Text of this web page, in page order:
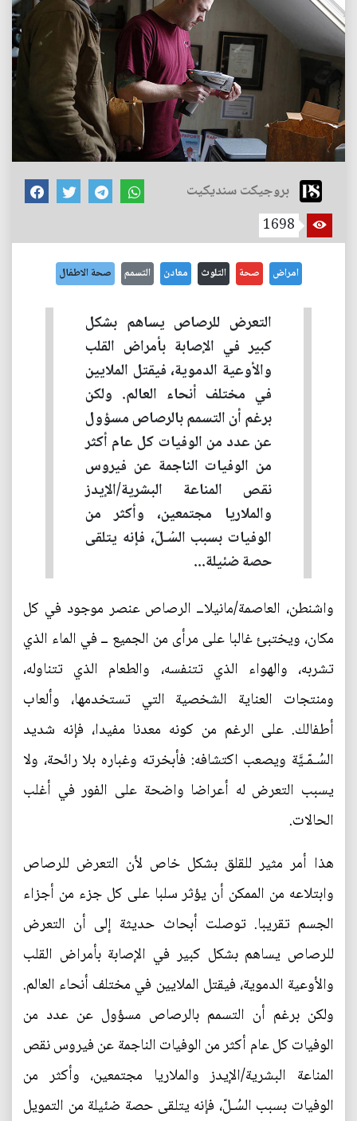
بروجيكت سنديكيت
1698
امراض صحة التلوث معادن التسمم صحة الاطفال
التعرض للرصاص يساهم بشكل
كبير في الإصابة بأمراض القلب
والأوعية الدموية، فيقتل الملايين
في مختلف أنحاء العالم. ولكن
برغم أن التسمم بالرصاص مسؤول
عن عدد من الوفيات كل عام أكثر
من الوفيات الناجمة عن فيروس
نقص المناعة البشرية/الإيدز
والملاريا مجتمعين، وأكثر من
الوفيات بسبب السُـلّ، فإنه يتلقى
حصة ضئيلة...
واشنطن، العاصمة/مانيلاــ الرصاص عنصر موجود في كل
مكان، ويختبئ غالبا على مرأى من الجميع ــ في الماء الذي
تشربه، والهواء الذي تتنفسه، والطعام الذي تتناوله،
ومنتجات العناية الشخصية التي تستخدمها، وألعاب
أطفالك. على الرغم من كونه معدنا مفيدا، فإنه شديد
السُـمّـيَّة ويصعب اكتشافه: فأبخرته وغباره بلا رائحة، ولا
يسبب التعرض له أعراضا واضحة على الفور في أغلب
الحالات.
هذا أمر مثير للقلق بشكل خاص لأن التعرض للرصاص
وابتلاعه من الممكن أن يؤثر سلبا على كل جزء من أجزاء
الجسم تقريبا. توصلت أبحاث حديثة إلى أن التعرض
للرصاص يساهم بشكل كبير في الإصابة بأمراض القلب
والأوعية الدموية، فيقتل الملايين في مختلف أنحاء العالم.
ولكن برغم أن التسمم بالرصاص مسؤول عن عدد من
الوفيات كل عام أكثر من الوفيات الناجمة عن فيروس نقص
المناعة البشرية/الإيدز والملاريا مجتمعين، وأكثر من
الوفيات بسبب السُـلّ، فإنه يتلقى حصة ضئيلة من التمويل